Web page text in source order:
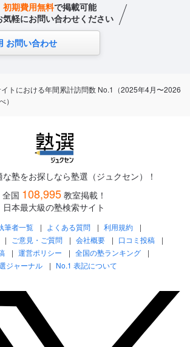
初期費用無料で掲載可能
気軽にお問い合わせください
お問い合わせ
トにおける年間累計訪問数 No.1（2025年4月〜2026
）
塾をお探しなら塾選（ジュクセン）！
全国 108,995 教室掲載！
日本最大級の塾検索サイト
筆者一覧 よくある質問
利用規約
ご意見・ご質問 会社概要
口コミ投稿
運営ポリシー
全国の塾ランキング
ジャーナル
No.1 表記について